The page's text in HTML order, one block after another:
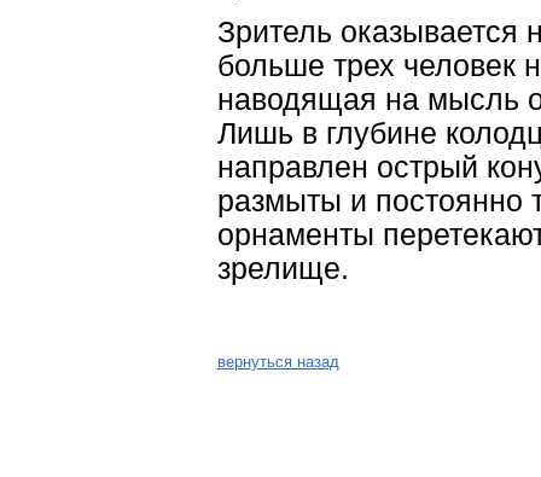
Зритель
больше трех человек
наводящая на мысль о
Лишь в глубине
направлен острый
размыты и постоянно
орнаменты
зрелище.
вернуться назад